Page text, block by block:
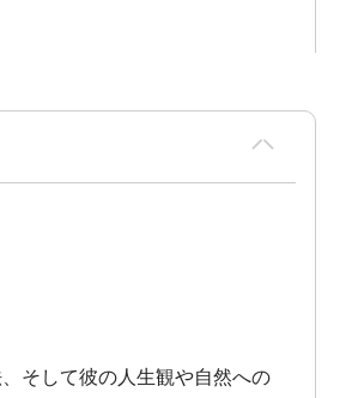
そして彼の人生観や自然への